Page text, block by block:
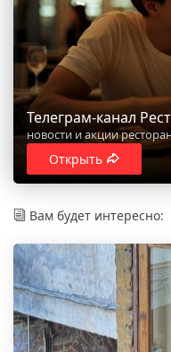
Телеграм-канал
новости и акции
Открыть
Вам будет интересно: